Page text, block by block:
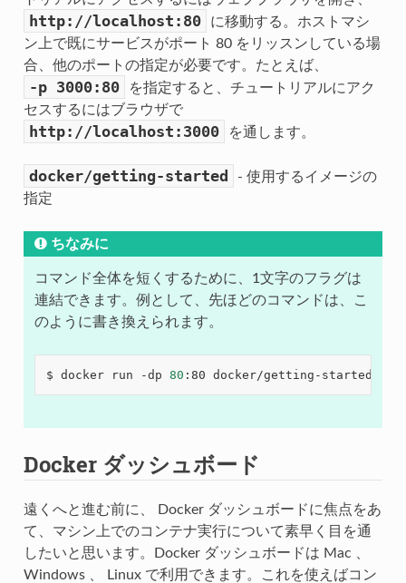
http://localhost:80
に移動する。ホストマシ
ン上で既にサービスがポート 80 をリッスンしている場
合、他のポートの指定が必要です。たとえば、
-p 3000:80
を指定すると、チュートリアルにアク
セスするにはブラウザで
http://localhost:3000 を通します。
docker/getting-started
- 使用するイメージの
指定
ちなみに
コマンド全体を短くするために、1文字のフラグは
連結できます。例として、先ほどのコマンドは、こ
のように書き換えられます。
$ docker run -dp 80
Docker ダッシュボード
遠くへと進む前に、 Docker ダッシュボードに焦点をあ
て、マシン上でのコンテナ実行について素早く目を通
したいと思います。Docker ダッシュボードは Mac 、
Windows 、 Linux で利用できます。これを使えばコン